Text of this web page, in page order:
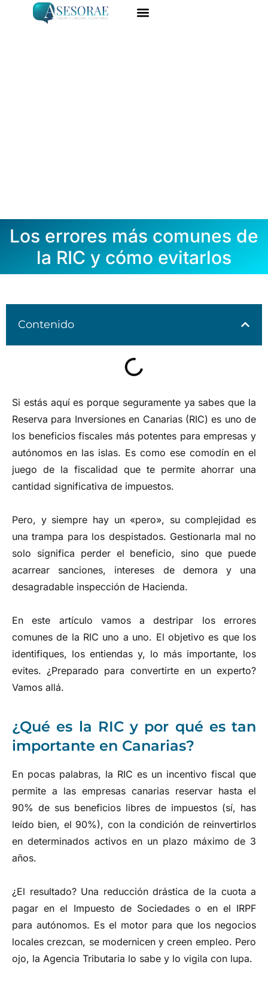
Los errores más comunes de
la RIC y cómo evitarlos
Contenido
Si estás aquí es porque seguramente ya sabes que la
Reserva para Inversiones en Canarias (RIC) es uno de
los beneficios fiscales más potentes para empresas y
autónomos en las islas. Es como ese comodín en el
juego de la fiscalidad que te permite ahorrar una
cantidad significativa de impuestos.
Pero, y siempre hay un «pero», su complejidad es
una trampa para los despistados. Gestionarla mal no
solo significa perder el beneficio, sino que puede
acarrear sanciones, intereses de demora y una
desagradable inspección de Hacienda.
En este artículo vamos a destripar los errores
comunes de la RIC uno a uno. El objetivo es que los
identifiques, los entiendas y, lo más importante, los
evites. ¿Preparado para convertirte en un experto?
Vamos allá.
¿Qué es la RIC y por qué es tan
importante en Canarias?
En pocas palabras, la RIC es un incentivo fiscal que
permite a las empresas canarias reservar hasta el
90% de sus beneficios libres de impuestos (sí, has
leído bien, el 90%), con la condición de reinvertirlos
en determinados activos en un plazo máximo de 3
años.
¿El resultado? Una reducción drástica de la cuota a
pagar en el Impuesto de Sociedades o en el IRPF
para autónomos. Es el motor para que los negocios
locales crezcan, se modernicen y creen empleo. Pero
ojo, la Agencia Tributaria lo sabe y lo vigila con lupa.